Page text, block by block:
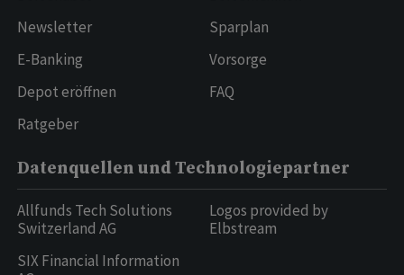
Newsletter
E-Banking
Depot eröffnen
Ratgeber
Sparplan
Vorsorge
FAQ
Datenquellen und Technologiepartner
Allfunds Tech Solutions
Switzerland AG
SIX Financial Information
Logos provided by
Elbstream